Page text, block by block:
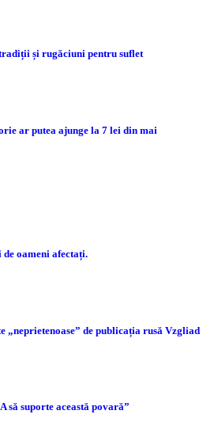
și rugăciuni pentru suflet
ar putea ajunge la 7 lei din mai
oameni afectați.
„neprietenoase” de publicația rusă Vzgliad
să suporte această povară”